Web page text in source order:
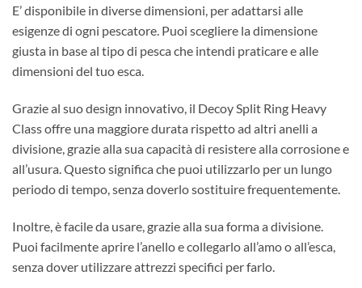
E’ disponibile in diverse dimensioni, per adattarsi alle
esigenze di ogni pescatore. Puoi scegliere la dimensione
giusta in base al tipo di pesca che intendi praticare e alle
dimensioni del tuo esca.
Grazie al suo design innovativo, il Decoy Split Ring Heavy
Class offre una maggiore durata rispetto ad altri anelli a
divisione, grazie alla sua capacità di resistere alla corrosione e
all’usura. Questo significa che puoi utilizzarlo per un lungo
periodo di tempo, senza doverlo sostituire frequentemente.
Inoltre, è facile da usare, grazie alla sua forma a divisione.
Puoi facilmente aprire l’anello e collegarlo all’amo o all’esca,
senza dover utilizzare attrezzi specifici per farlo.